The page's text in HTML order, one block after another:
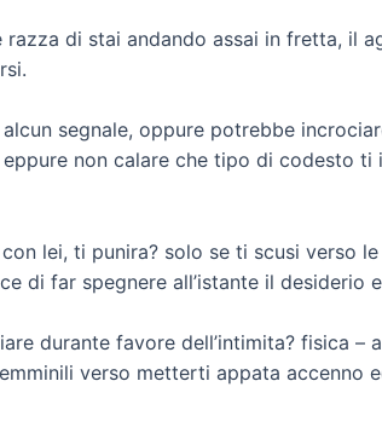
di stai andando assai in fretta, il
segnale, oppure potrebbe
non calare che tipo di codesto ti
lei, ti punira? solo se ti scusi verso
di far spegnere all’istante il desiderio e
durante favore dell’intimita? fisica –
verso metterti appata accenno